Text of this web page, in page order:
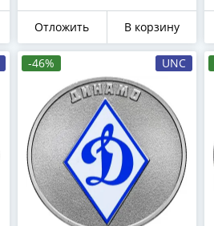
Отложить В корзину
-46% UNC